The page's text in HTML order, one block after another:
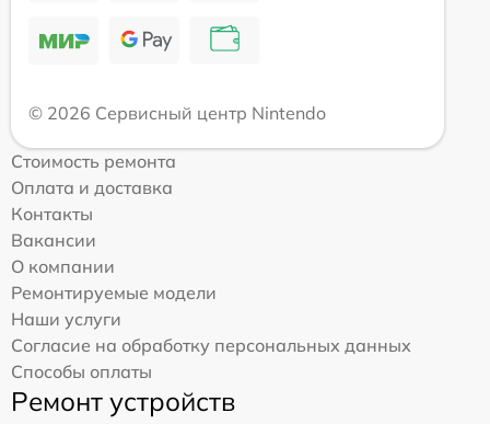
© 2026 Сервисный центр Nintendo
Стоимость ремонта
Оплата и доставка
Контакты
Вакансии
О компании
Ремонтируемые модели
Наши услуги
Согласие на обработку персональных данных
Способы оплаты
Ремонт устройств